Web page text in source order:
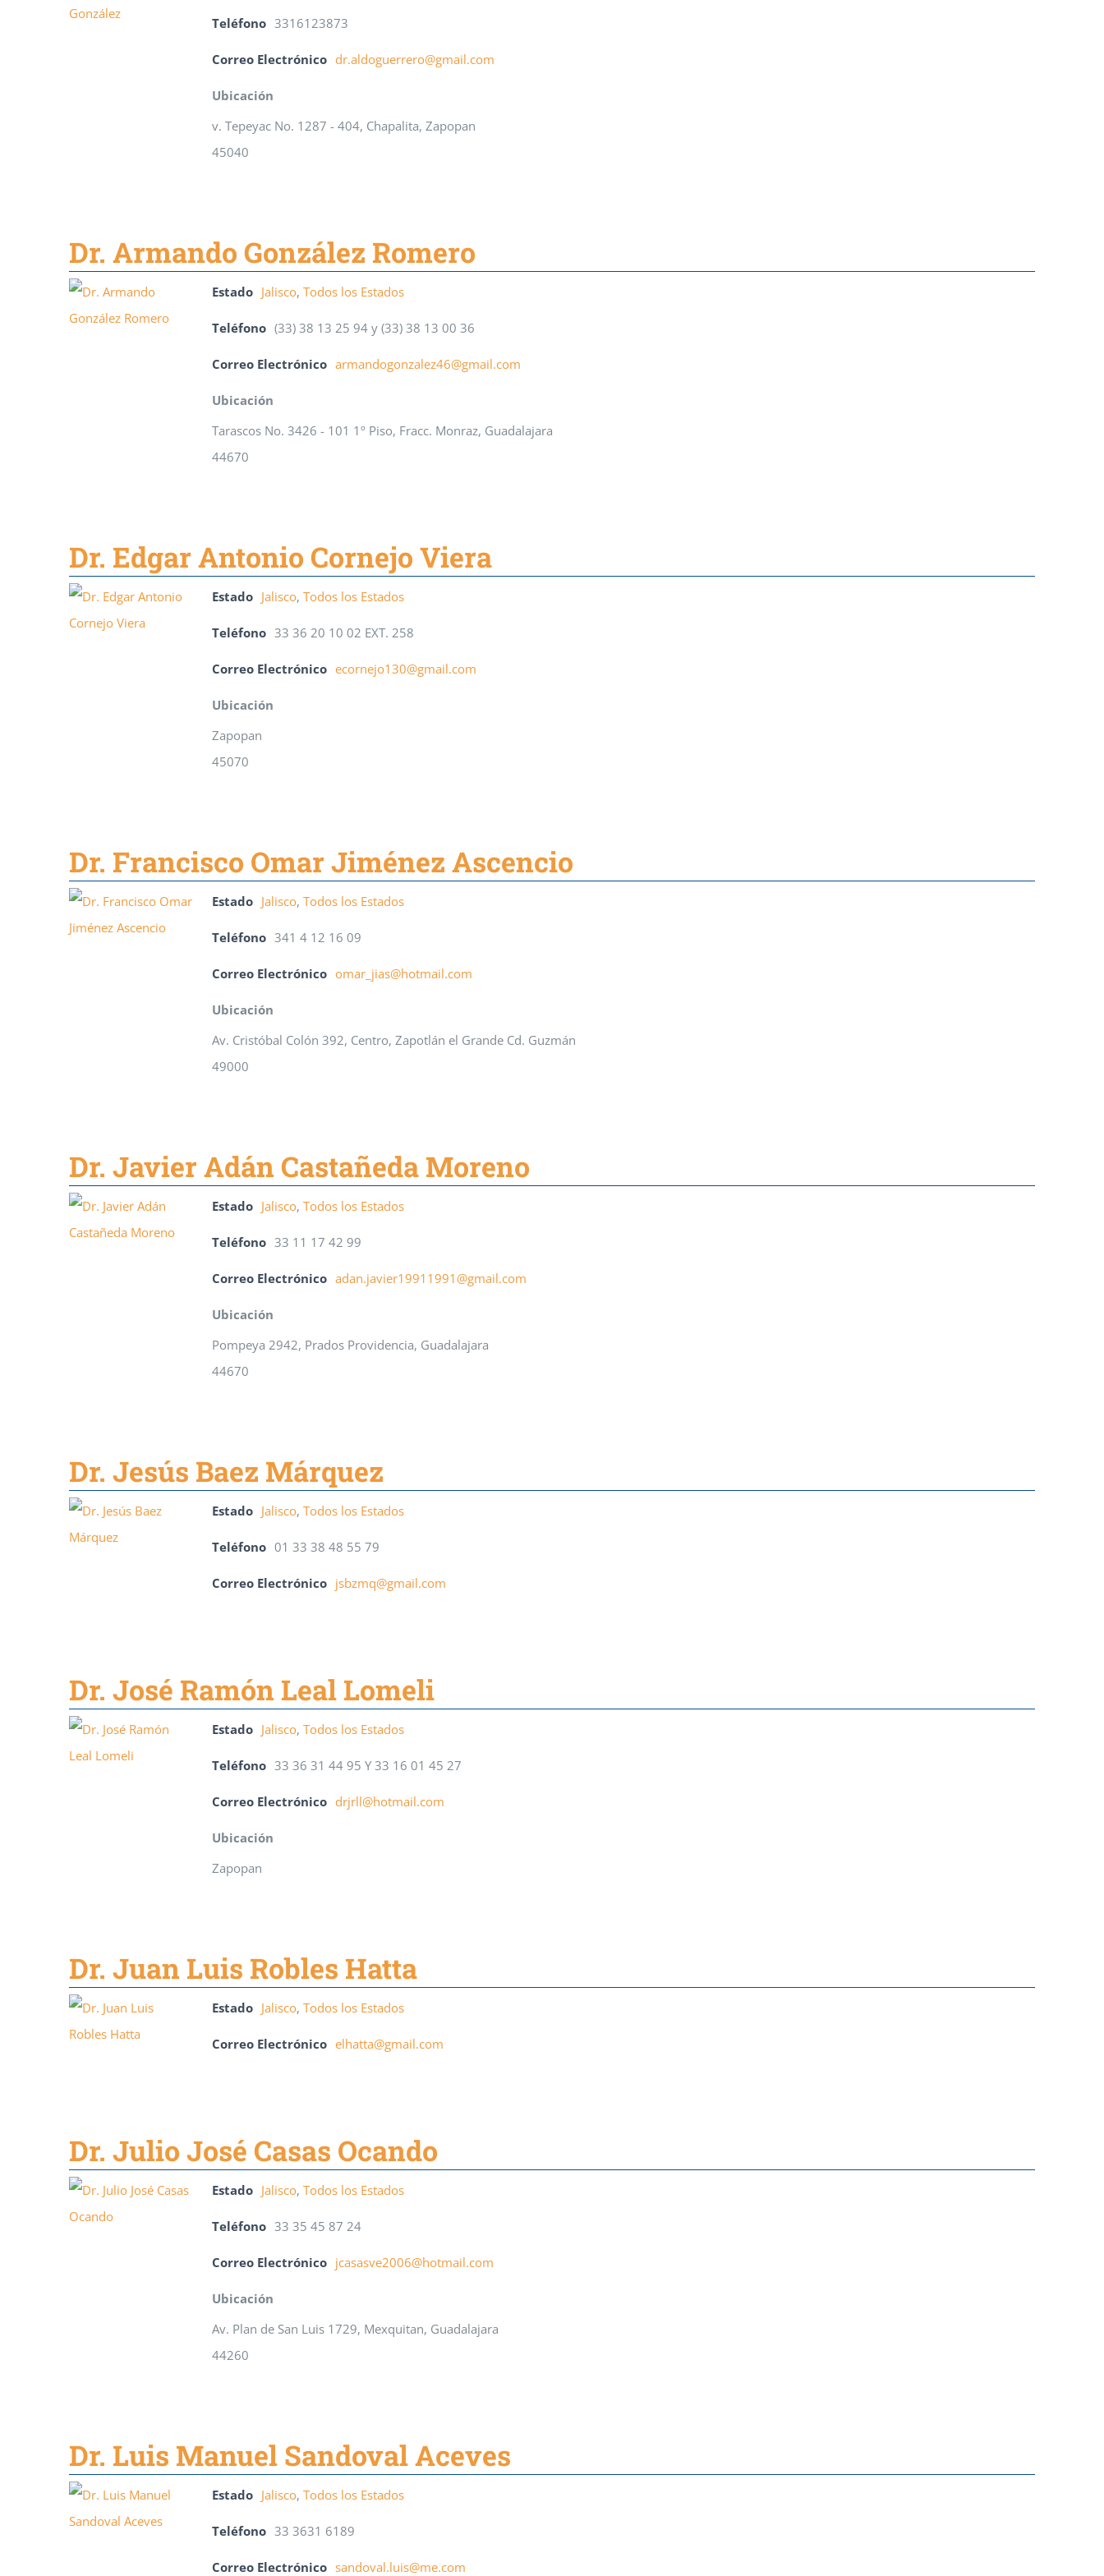
Teléfono 3316123873
Correo Electrónico dr.aldoguerrero@gmail.com
Ubicación
v. Tepeyac No. 1287 - 404, Chapalita, Zapopan
45040
Dr. Armando González Romero
Estado Jalisco, Todos los Estados
Teléfono (33) 38 13 25 94 y (33) 38 13 00 36
Correo Electrónico armandogonzalez46@gmail.com
Ubicación
Tarascos No. 3426 - 101 1º Piso, Fracc. Monraz, Guadalajara
44670
Dr. Edgar Antonio Cornejo Viera
Estado Jalisco, Todos los Estados
Teléfono 33 36 20 10 02 EXT. 258
Correo Electrónico ecornejo130@gmail.com
Ubicación
Zapopan
45070
Dr. Francisco Omar Jiménez Ascencio
Estado Jalisco, Todos los Estados
Teléfono 341 4 12 16 09
Correo Electrónico omar_jias@hotmail.com
Ubicación
Av. Cristóbal Colón 392, Centro, Zapotlán el Grande Cd. Guzmán
49000
Dr. Javier Adán Castañeda Moreno
Estado Jalisco, Todos los Estados
Teléfono 33 11 17 42 99
Correo Electrónico adan.javier19911991@gmail.com
Ubicación
Pompeya 2942, Prados Providencia, Guadalajara
44670
Dr. Jesús Baez Márquez
Estado Jalisco, Todos los Estados
Teléfono 01 33 38 48 55 79
Correo Electrónico jsbzmq@gmail.com
Dr. José Ramón Leal Lomeli
Estado Jalisco, Todos los Estados
Teléfono 33 36 31 44 95 Y 33 16 01 45 27
Correo Electrónico drjrll@hotmail.com
Ubicación
Zapopan
Dr. Juan Luis Robles Hatta
Estado Jalisco, Todos los Estados
Correo Electrónico elhatta@gmail.com
Dr. Julio José Casas Ocando
Estado Jalisco, Todos los Estados
Teléfono 33 35 45 87 24
Correo Electrónico jcasasve2006@hotmail.com
Ubicación
Av. Plan de San Luis 1729, Mexquitan, Guadalajara
44260
Dr. Luis Manuel Sandoval Aceves
Estado Jalisco, Todos los Estados
Teléfono 33 3631 6189
Correo Electrónico sandoval.luis@me.com